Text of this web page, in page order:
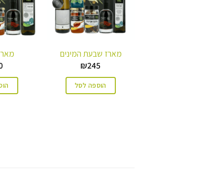
מארז שבעת המינים
₪245
הוספה לסל